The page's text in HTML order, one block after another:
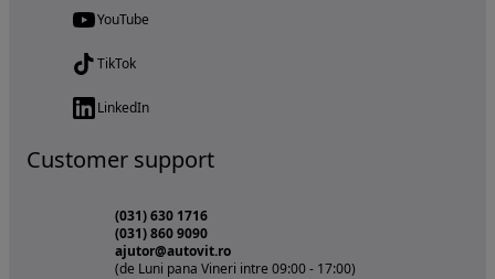
YouTube
TikTok
LinkedIn
Customer support
(031) 630 1716
(031) 860 9090
ajutor@autovit.ro
(de Luni pana Vineri intre 09:00 - 17:00)